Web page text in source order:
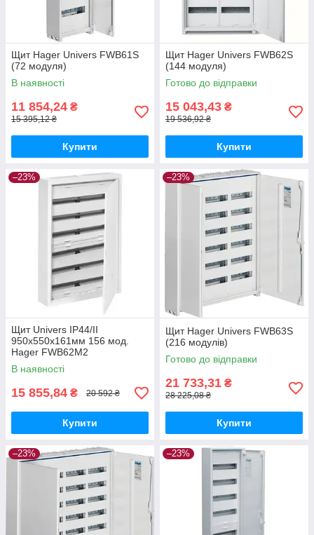
Щит Hager Univers FWB61S
(72 модуля)
В наявності
11 854,24 ₴
15 395,12 ₴
Купити
Щит Hager Univers FWB62S
(144 модуля)
Готово до відправки
15 043,43 ₴
19 536,92 ₴
Купити
–23%
Щит Univers IP44/II
950x550x161мм 156 мод.
Hager FWB62M2
В наявності
15 855,84 ₴ 20 592 ₴
Купити
–23%
Щит Hager Univers FWB63S
(216 модулів)
Готово до відправки
21 733,31 ₴
28 225,08 ₴
Купити
–23% –23%